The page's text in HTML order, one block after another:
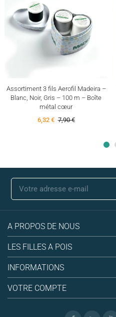
Assortiment 3 fils Aerofil Madeira –
Blanc, Noir, Gris – 100 m – Boîte
métal cœur
6,32 € 7,90 €
A PROPOS DE NOUS
LES FILLES A POIS
INFORMATIONS
VOTRE COMPTE